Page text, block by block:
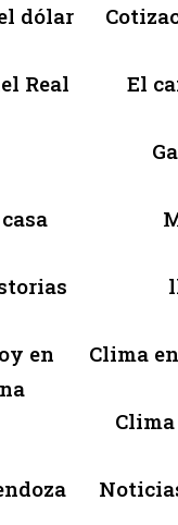
dólar
Real El
en
Clima
Clima